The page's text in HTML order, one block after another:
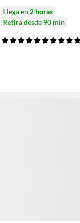
Llega en 2 horas
Retira desde 90 min